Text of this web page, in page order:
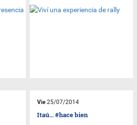
Vie25/07/2014
Itaú... #hace bien